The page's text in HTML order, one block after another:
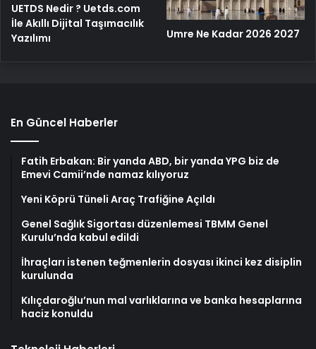
UETDS Nedir ? Uetds.com
İle Akıllı Dijital Taşımacılık
Yazılımı
Umre Ne Kadar 2026 2027
En Güncel Haberler
Fatih Erbakan: Bir yanda ABD, bir yanda YPG biz de
Emevi Camii’nde namaz kılıyoruz
Yeni Köprü Tüneli Araç Trafiğine Açıldı
Genel Sağlık Sigortası düzenlemesi TBMM Genel
Kurulu’nda kabul edildi
İhraçları istenen teğmenlerin dosyası ikinci kez disiplin
kurulunda
Kılıçdaroğlu’nun mal varlıklarına ve banka hesaplarına
haciz konuldu